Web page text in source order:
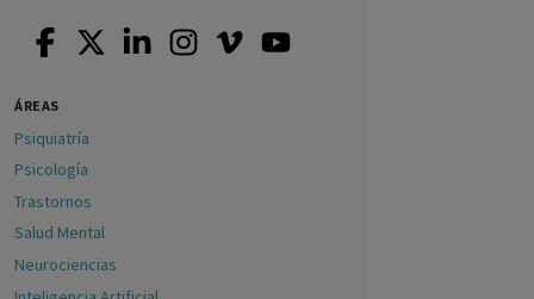
ÁREAS
Psiquiatría
Psicología
Trastornos
Salud Mental
Neurociencias